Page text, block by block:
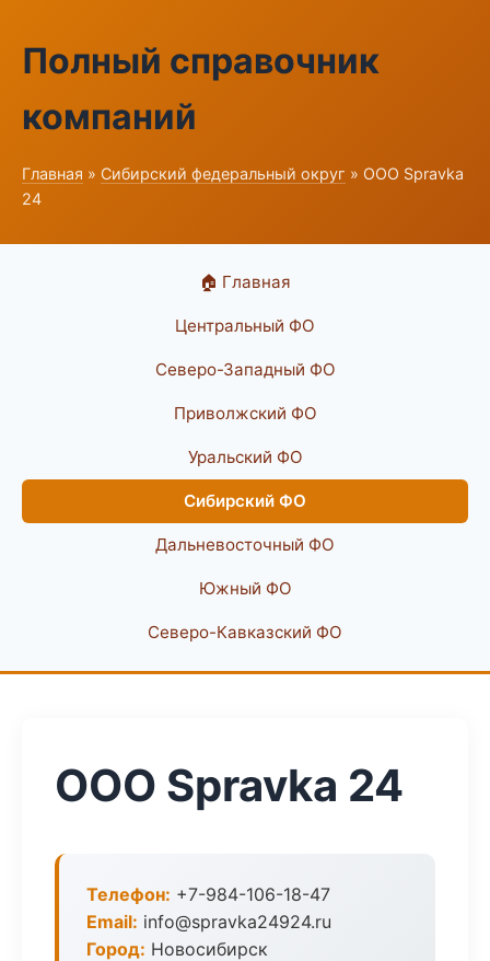
Полный справочник
компаний
Главная » Сибирский федеральный округ » ООО Spravka
24
🏠 Главная
Центральный ФО
Северо-Западный ФО
Приволжский ФО
Уральский ФО
Сибирский ФО
Дальневосточный ФО
Южный ФО
Северо-Кавказский ФО
ООО Spravka 24
Телефон: +7-984-106-18-47
Email: info@spravka24924.ru
Город: Новосибирск